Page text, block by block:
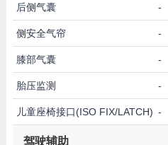
后侧气囊 -
侧安全气帘 -
膝部气囊 -
胎压监测 -
儿童座椅接口(ISO FIX/LATCH) -
驾驶辅助